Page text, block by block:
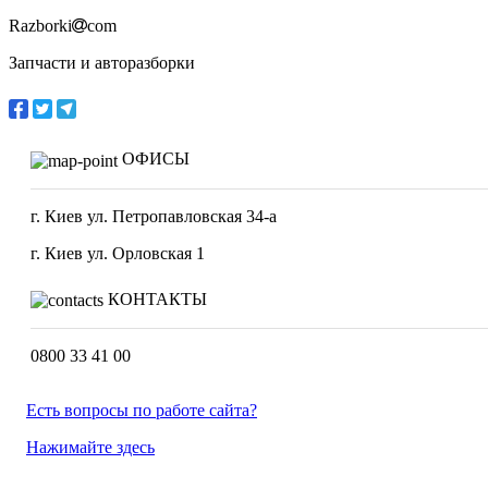
Razborki
com
Запчасти и авторазборки
ОФИСЫ
г. Киев ул. Петропавловская 34-а
г. Киев ул. Орловская 1
КОНТАКТЫ
0800 33 41 00
Есть вопросы по работе сайта?
Нажимайте здесь